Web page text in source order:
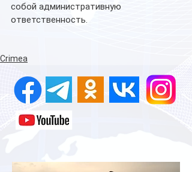
собой административную
ответственность.
Crimea